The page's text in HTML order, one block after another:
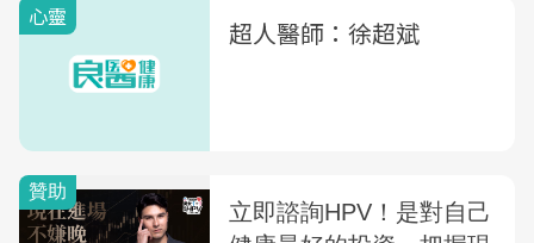
心靈 超人醫師：徐超斌